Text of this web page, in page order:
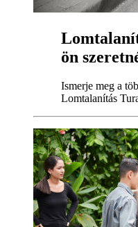
ön
Ismerje meg a
Lomtalanítás